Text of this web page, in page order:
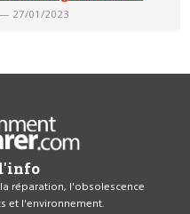
— 27/01/2023
réparation, l'obsolescence
et l'environnement.